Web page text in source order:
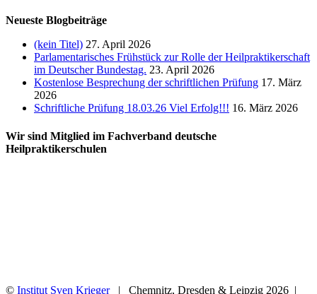
Neueste Blogbeiträge
(kein Titel) 27. April 2026
Parlamentarisches Frühstück zur Rolle der Heilpraktikerschaft
im Deutscher Bundestag. 23. April 2026
Kostenlose Besprechung der schriftlichen Prüfung 17. März
2026
Schriftliche Prüfung 18.03.26 Viel Erfolg!!! 16. März 2026
Wir sind Mitglied im Fachverband deutsche
Heilpraktikerschulen
© Institut Sven Krieger| Chemnitz, Dresden & Leipzig 2026 |